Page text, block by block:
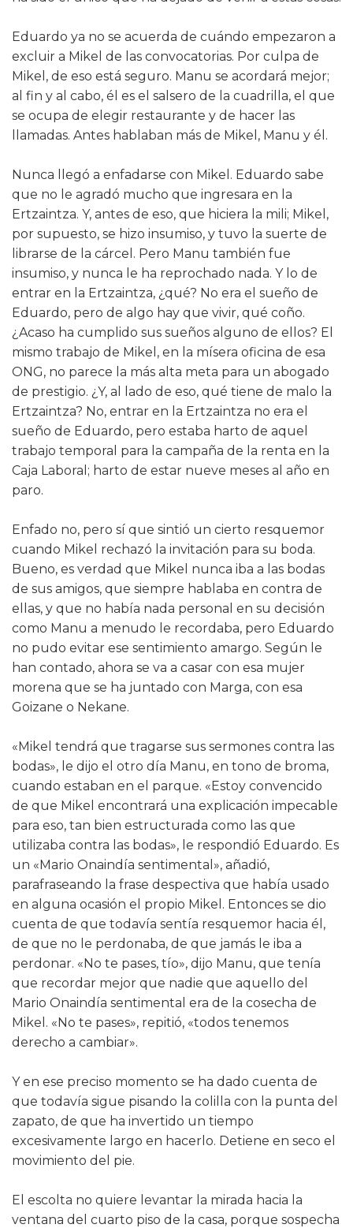
Eduardo ya no se acuerda de cuándo empezaron a
excluir a Mikel de las convocatorias. Por culpa de
Mikel, de eso está seguro. Manu se acordará mejor;
al fin y al cabo, él es el salsero de la cuadrilla, el que
se ocupa de elegir restaurante y de hacer las
llamadas. Antes hablaban más de Mikel, Manu y él.
Nunca llegó a enfadarse con Mikel. Eduardo sabe
que no le agradó mucho que ingresara en la
Ertzaintza. Y, antes de eso, que hiciera la mili; Mikel,
por supuesto, se hizo insumiso, y tuvo la suerte de
librarse de la cárcel. Pero Manu también fue
insumiso, y nunca le ha reprochado nada. Y lo de
entrar en la Ertzaintza, ¿qué? No era el sueño de
Eduardo, pero de algo hay que vivir, qué coño.
¿Acaso ha cumplido sus sueños alguno de ellos? El
mismo trabajo de Mikel, en la mísera oficina de esa
ONG, no parece la más alta meta para un abogado
de prestigio. ¿Y, al lado de eso, qué tiene de malo la
Ertzaintza? No, entrar en la Ertzaintza no era el
sueño de Eduardo, pero estaba harto de aquel
trabajo temporal para la campaña de la renta en la
Caja Laboral; harto de estar nueve meses al año en
paro.
Enfado no, pero sí que sintió un cierto resquemor
cuando Mikel rechazó la invitación para su boda.
Bueno, es verdad que Mikel nunca iba a las bodas
de sus amigos, que siempre hablaba en contra de
ellas, y que no había nada personal en su decisión
como Manu a menudo le recordaba, pero Eduardo
no pudo evitar ese sentimiento amargo. Según le
han contado, ahora se va a casar con esa mujer
morena que se ha juntado con Marga, con esa
Goizane o Nekane.
«Mikel tendrá que tragarse sus sermones contra las
bodas», le dijo el otro día Manu, en tono de broma,
cuando estaban en el parque. «Estoy convencido
de que Mikel encontrará una explicación impecable
para eso, tan bien estructurada como las que
utilizaba contra las bodas», le respondió Eduardo. Es
un «Mario Onaindía sentimental», añadió,
parafraseando la frase despectiva que había usado
en alguna ocasión el propio Mikel. Entonces se dio
cuenta de que todavía sentía resquemor hacia él,
de que no le perdonaba, de que jamás le iba a
perdonar. «No te pases, tío», dijo Manu, que tenía
que recordar mejor que nadie que aquello del
Mario Onaindía sentimental era de la cosecha de
Mikel. «No te pases», repitió, «todos tenemos
derecho a cambiar».
Y en ese preciso momento se ha dado cuenta de
que todavía sigue pisando la colilla con la punta del
zapato, de que ha invertido un tiempo
excesivamente largo en hacerlo. Detiene en seco el
movimiento del pie.
El escolta no quiere levantar la mirada hacia la
ventana del cuarto piso de la casa, porque sospecha